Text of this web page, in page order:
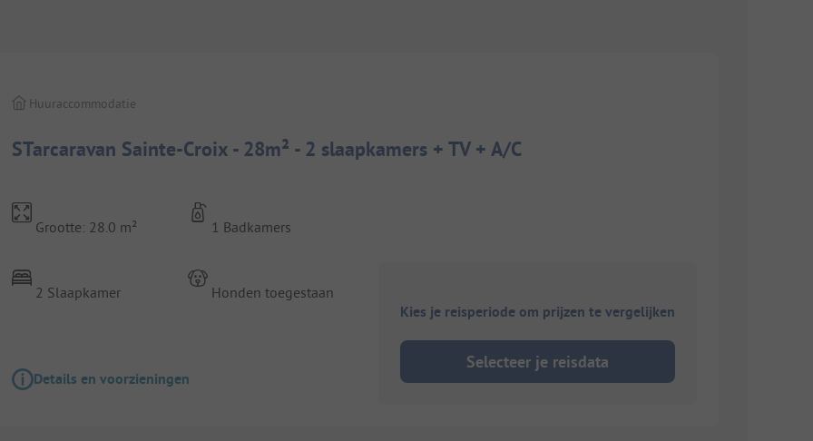
STarcaravan Sainte-Croix - 28m² - 2 slaapkamers + TV + A/C
Huuraccommodatie
Grootte: 28.0 m²
2 Slaapkamer
1 Badkamers
Honden toegestaan
Details en voorzieningen
Kies je reisperiode om prijzen te vergelijken
Selecteer je reisdata